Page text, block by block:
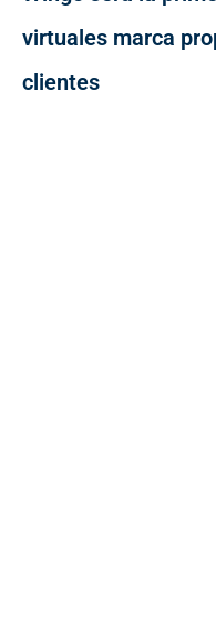
virtuales marca
clientes